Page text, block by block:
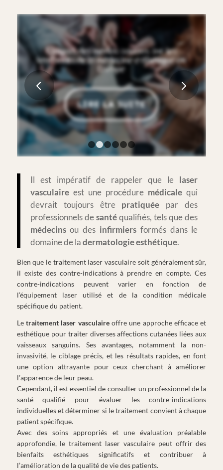
L’impact des médias sociaux sur les
tendances de la médecine esthétique en
Europe
LIRE LA SUITE
Suivant
4 5 6
Il est impératif de rappeler que le laser
vasculaireest une procédure médicale qui
devrait toujours être pratiquée par des
professionnels desantéqualifiés, tels que des
médecinsou des infirmiers formés dans le
domaine de ladermatologieesthétique.
Bien que le traitement laser vasculaire soit généralement sûr,
il existe des contre-indications à prendre en compte. Ces
contre-indications peuvent varier en fonction de
l’équipement laser utilisé et de la condition médicale
spécifique du patient.
Le traitement laser vasculaireoffre une approche efficace et
esthétique pour traiter diverses affections cutanées liées aux
vaisseaux sanguins. Ses avantages, notamment la non-
invasivité, le ciblage précis, et les résultats rapides, en font
une option attrayante pour ceux cherchant à améliorer
l’apparence de leur peau.
Cependant, il est essentiel de consulter un professionnel de la
santé qualifié pour évaluer les contre-indications
individuelles et déterminer si le traitement convient à chaque
patient spécifique.
Avec des soins appropriés et une évaluation préalable
approfondie, le traitement laser vasculaire peut offrir des
bienfaits esthétiques significatifs et contribuer à
l’amélioration de la qualité de vie des patients.